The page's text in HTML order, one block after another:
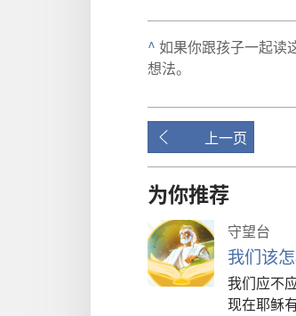
^ 如果你跟孩子一起读
想法。
上一页
为你推荐
守望台
我们该
我们应不
现在耶稣